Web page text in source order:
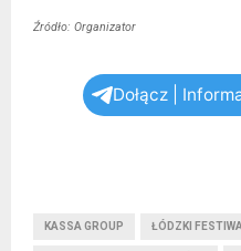
Źródło: Organizator
Dołącz |
KASSA GROUP ŁÓDZKI